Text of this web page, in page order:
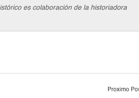
es colaboración de la historiadora
Proximo